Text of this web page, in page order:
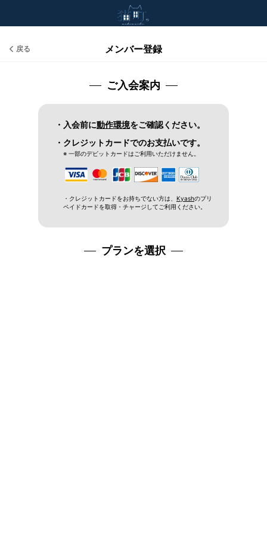
戻る メンバー登録
ご入会案内
・入会前に動作環境をご確認ください。
・クレジットカードでのお支払いです。
※ 一部のデビットカードはご利用いただけません。
・クレジットカードをお持ちでない方は、 Kyashのプリ
ペイドカードを取得・チャージしてご利用ください。
プランを選択